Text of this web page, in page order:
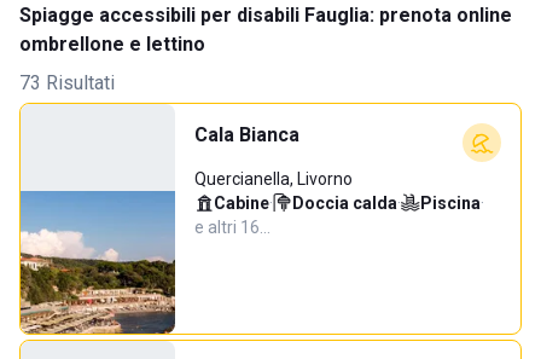
Spiagge accessibili per disabili Fauglia: prenota online
ombrellone e lettino
73 Risultati
Cala Bianca
Quercianella, Livorno
Cabine· Doccia calda· Piscina·
e altri 16…